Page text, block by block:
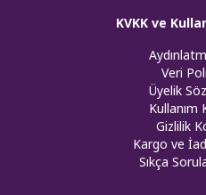
KVKK ve
Veri
Üyelik
Kullanım
Gizlilik
Kargo ve
Sıkça